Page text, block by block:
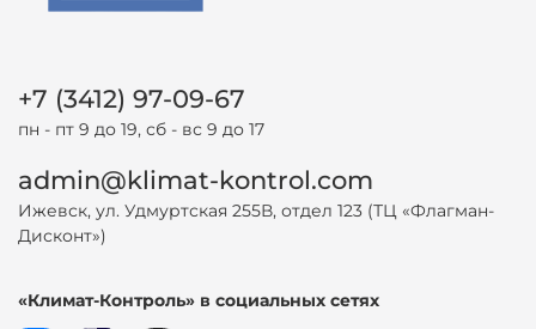
+7 (3412) 97-09-67
пн - пт 9 до 19, сб - вс 9 до 17
admin@klimat-kontrol.com
Ижевск, ул. Удмуртская 255В, отдел 123 (ТЦ «Флагман-
Дисконт»)
«Климат-Контроль» в социальных сетях